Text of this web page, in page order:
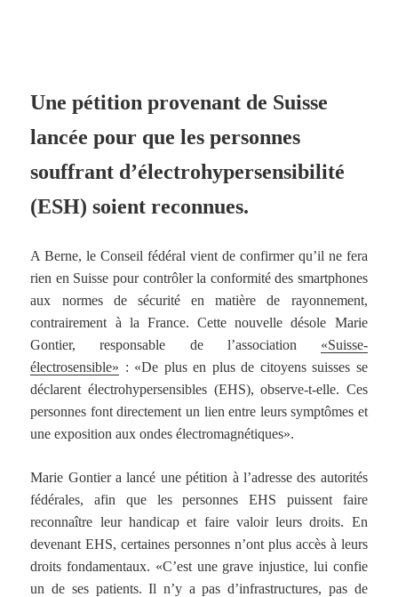
Une pétition provenant de Suisse
lancée pour que les personnes
souffrant d’électrohypersensibilité
(ESH) soient reconnues.
A Berne, le Conseil fédéral vient de confirmer qu’il ne fera
rien en Suisse pour contrôler la conformité des smartphones
aux normes de sécurité en matière de rayonnement,
contrairement à la France. Cette nouvelle désole Marie
Gontier, responsable de l’association «Suisse-
électrosensible» : «De plus en plus de citoyens suisses se
déclarent électrohypersensibles (EHS), observe-t-elle. Ces
personnes font directement un lien entre leurs symptômes et
une exposition aux ondes électromagnétiques».
Marie Gontier a lancé une pétition à l’adresse des autorités
fédérales, afin que les personnes EHS puissent faire
reconnaître leur handicap et faire valoir leurs droits. En
devenant EHS, certaines personnes n’ont plus accès à leurs
droits fondamentaux. «C’est une grave injustice, lui confie
un de ses patients. Il n’y a pas d’infrastructures, pas de